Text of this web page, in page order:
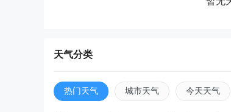
天气分类
热门天气 城市天气 今天天气